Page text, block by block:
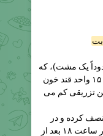
یک مشت)، که
مصرف این ماده گیاهی درمانگر موجب کاهش ۱۵ واحد قند خون
تزریقی کم می
از وسط نصف کرده و در
مقداری آب قرار داده که این زمان بهتر است در ساعت ۱۸ بعد از